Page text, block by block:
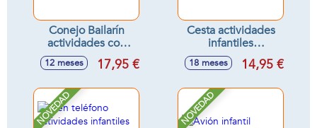
Conejo Bailarín
actividades con
luces y sonidos,
20x15x11cm
12 meses 17,95 €
Cesta actividades
infantiles
25x18x14cm
18 meses 14,95 €
NOVEDAD NOVEDAD